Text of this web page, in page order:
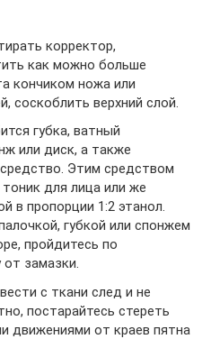
корректор,
как можно больше
кончиком ножа или
соскоблить верхний слой.
губка, ватный
или диск, а также
Этим средством
для лица или же
в пропорции 1:2 этанол.
губкой или спонжем
пройдитесь по
замазки.
с ткани след и не
постарайтесь стереть
движениями от краев пятна